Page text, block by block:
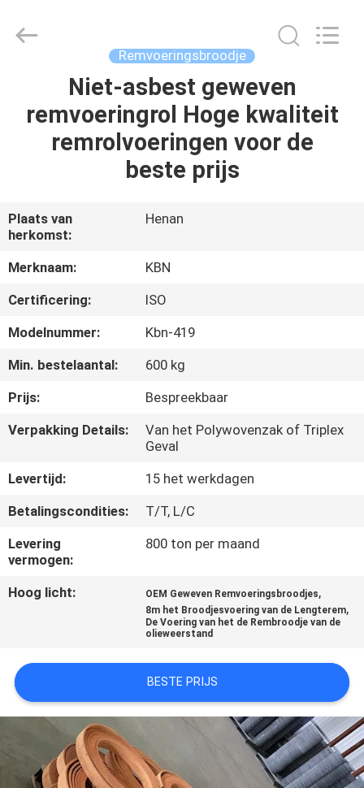
PRODUCTEN
ONS
FABRIEKSREIS
KWALITEITSCONTROLE
CONTACTEER
ONS
OM EEN
CITAAT
SITEMAP
Remvoeringsbroodje
Niet-asbest geweven
remvoeringrol Hoge kwaliteit
remrolvoeringen voor de
beste prijs
Plaats van
herkomst:
Henan
Merknaam:
KBN
Certificering:
ISO
Modelnummer:
Kbn-419
Min. bestelaantal:
600 kg
Prijs:
Bespreekbaar
Verpakking Details:
Van het Polywovenzak of Triplex
Geval
Levertijd:
15 het werkdagen
Betalingscondities:
T/T, L/C
Levering
vermogen:
800 ton per maand
Hoog licht: OEM Geweven Remvoeringsbroodjes,
8m het Broodjesvoering van de Lengterem,
De Voering van het de Rembroodje van de
olieweerstand
BESTE PRIJS